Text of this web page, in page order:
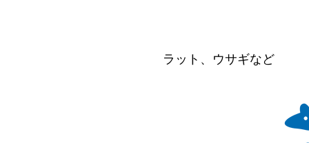
ラット、ウサギなど